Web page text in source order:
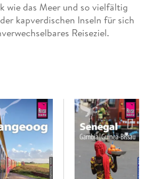
wie das Meer und so vielfältig
kapverdischen Inseln für sich
Reiseziel.
aller Inseln: Sal:
Vista: Sahara im Atlantik, Maio:
Hauptinsel des Archipels,
die kleineste Insel, São Vicente:
Insel der Berge und São
und Veranstaltungen
für einzigartige